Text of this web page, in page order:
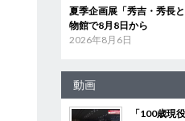
夏季企画展「秀吉・秀長
物館で8月8日から
2026年8月6日
動画
「100歳現